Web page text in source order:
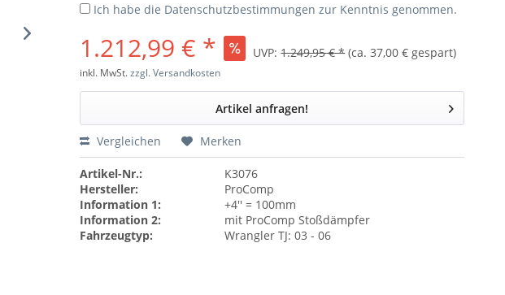
Ich habe die Datenschutzbestimmungen zur Kenntnis genommen.
1.212,99 € * UVP:1.249,95 € *(ca. 37,00 € gespart)
inkl. MwSt.zzgl. Versandkosten
Artikel anfragen!
Vergleichen Merken
Artikel-Nr.:
K3076
Hersteller:
ProComp
Information 1:
+4'' = 100mm
Information 2:
mit ProComp Stoßdämpfer
Fahrzeugtyp:
Wrangler TJ: 03 - 06